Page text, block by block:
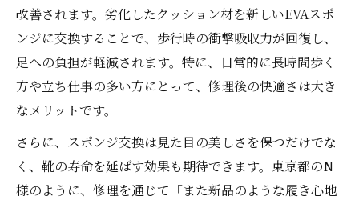
改善されます。劣化したクッション材を新しいEVAスポ
ンジに交換することで、歩行時の衝撃吸収力が回復し、
足への負担が軽減されます。特に、日常的に長時間歩く
方や立ち仕事の多い方にとって、修理後の快適さは大き
なメリットです。
さらに、スポンジ交換は見た目の美しさを保つだけでな
く、靴の寿命を延ばす効果も期待できます。東京都のN
様のように、修理を通じて「また新品のような履き心地